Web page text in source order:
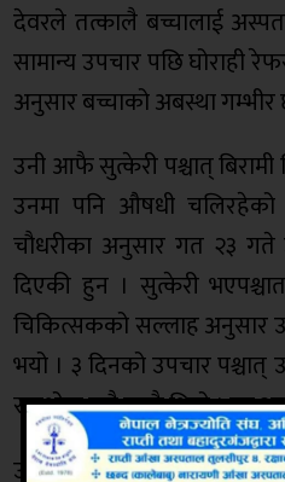
देवरले तत्कालै बच्चालाई
सामान्य उपचार पछि घोराही
अनुसार बच्चाको अबस्था गम्भीर
उनी आफै सुत्केरी पश्चात्
उनमा पनि औषधी
चौधरीका अनुसार गत २३
दिएकी हुन । सुत्केरी
चिकित्सकको सल्लाह अनुसार
भयो । ३ दिनको उपचार
सबथोक राम्रै चल्दै थियो । तर
उनका श्रिमान सिउ कुमार